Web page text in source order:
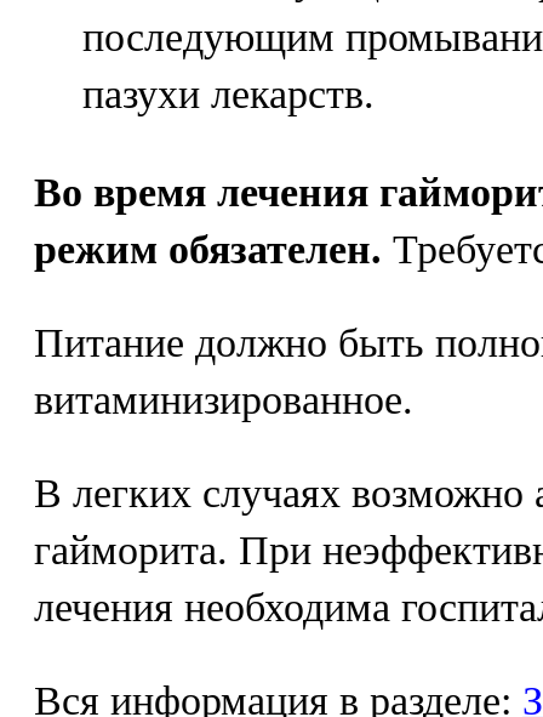
последующим
пазухи лекарств.
Во время лечения
режим обязателен.
Питание должно быть
витаминизированное.
В легких случаях возможно
гайморита. При
лечения необходима
Вся информация в разделе: